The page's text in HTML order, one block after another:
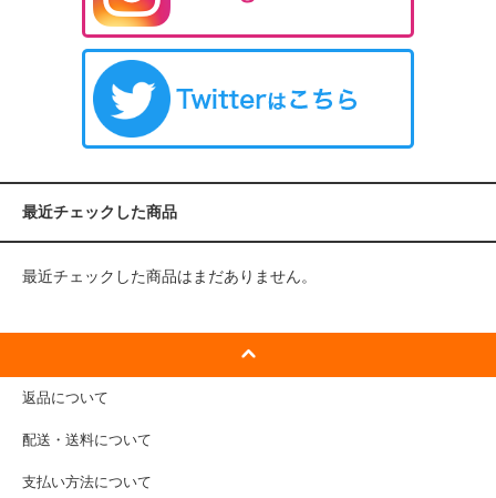
最近チェックした商品
最近チェックした商品はまだありません。
返品について
配送・送料について
支払い方法について